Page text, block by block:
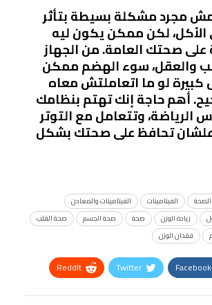
مجرد مشكلة بسيطة بتأثر
الأكل، لكن ممكن يكون ليه
على صحتك العامة. من الجهاز
والعقل، سوء الهضم ممكن
لو ما اتعاملتش معاه
أهم حاجة إنك تهتم بنظامك
الرياضة، وتتعامل مع التوتر
تحافظ على صحتك بشكل
الصحة الفيتامينات
الفيتامينات والمعادن
زيادة الوزن صحة صحة الجسم
صحة القلب
فقدان الوزن
Facebook
Twitter
ReddIt